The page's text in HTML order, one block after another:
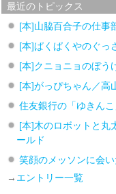
最近のトピックス
[本]山脇百合子の仕事
[本]ぱくぱくやのぐっ
[本]クニョニョのぼう
[本]がっぴちゃん／高
住友銀行の「ゆきんこ
[本]木のロボットと丸
ールド
笑顔のメッソンに会
→ エントリー一覧